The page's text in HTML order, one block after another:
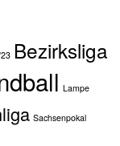
Bezirksliga
Lampe
Sachsenpokal